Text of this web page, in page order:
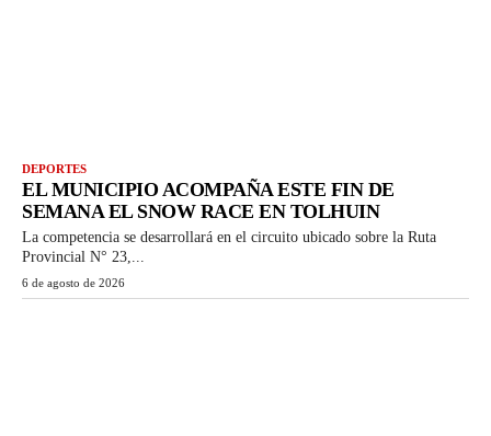
DEPORTES
EL MUNICIPIO ACOMPAÑA ESTE FIN DE
SEMANA EL SNOW RACE EN TOLHUIN
La competencia se desarrollará en el circuito ubicado sobre la Ruta
Provincial N° 23,...
6 de agosto de 2026